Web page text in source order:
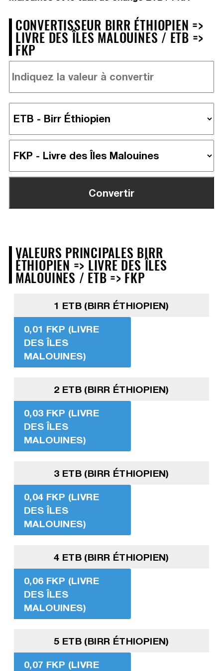
CONVERTISSEUR BIRR ÉTHIOPIEN =>
LIVRE DES ÎLES MALOUINES / ETB =>
FKP
VALEURS PRINCIPALES BIRR
ÉTHIOPIEN => LIVRE DES ÎLES
MALOUINES / ETB => FKP
1 ETB (BIRR ÉTHIOPIEN)
0,01 FKP (LIVRE
DES ÎLES
MALOUINES)
2 ETB (BIRR ÉTHIOPIEN)
0,03 FKP (LIVRE
DES ÎLES
MALOUINES)
3 ETB (BIRR ÉTHIOPIEN)
0,04 FKP (LIVRE
DES ÎLES
MALOUINES)
4 ETB (BIRR ÉTHIOPIEN)
0,06 FKP (LIVRE
DES ÎLES
MALOUINES)
5 ETB (BIRR ÉTHIOPIEN)
0,07 FKP (LIVRE